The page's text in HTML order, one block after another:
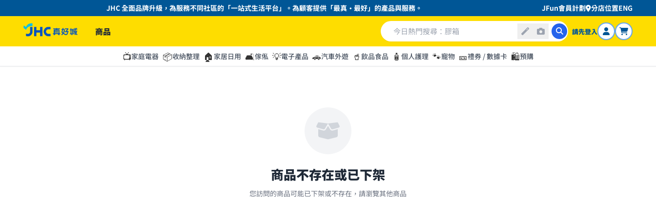
JHC 全面品牌升級，為服務不同社區的「一站式生活平台」。為顧客提供「最真・最好」的產品與服務。 JFun會員計劃 分店位置ENG
商品 請先登入
📺家庭電器 📦收納整理 🏠 家居日用 🛋️傢俬 💡電子產品 🚗汽車外遊 🥤 飲品食品 🧴 個人護理 🐾寵物 🎫禮券 / 數據卡 🛍️預購
商品不存在或已下架
您訪問的商品可能已下架或不存在，請瀏覽其他商品